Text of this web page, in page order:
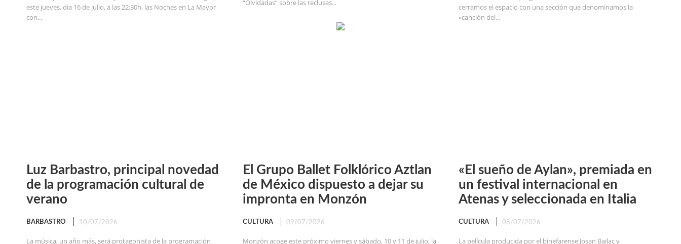
este jueves, día 16 de julio, a las 22:30h, las Noches en La Mayor
con...
“Olvidadas” sobre las reclusas...
cerramos el espacio con una sección que denominamos la
«canción del...
Luz Barbastro, principal novedad
de la programación cultural de
verano
BARBASTRO 10/07/2026
La música, un año más, será protagonista de la programación
El Grupo Ballet Folklórico Aztlan
de México dispuesto a dejar su
impronta en Monzón
CULTURA 09/07/2026
Monzón acoge este próximo viernes y sábado, 10 y 11 de julio, la
«El sueño de Aylan», premiada en
un festival internacional en
Atenas y seleccionada en Italia
CULTURA 08/07/2026
La película producida por el binefarense Josan Bailac y